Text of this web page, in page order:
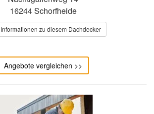
16244 Schorfheide
zu diesem Dachdecker
Angebote vergleichen >>